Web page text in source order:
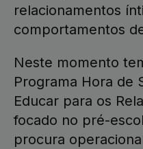
relacionamentos
comportamentos
Neste momento
Programa Hora de
Educar para os
focado no pré-
procura